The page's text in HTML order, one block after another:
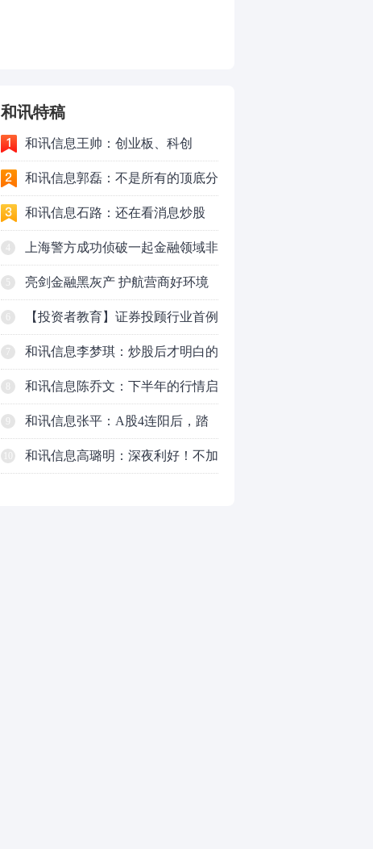
和讯特稿
和讯信息王帅：创业板、科创
50VS银行，底部区间与顶部区间
和讯信息郭磊：不是所有的顶底分
型都是顶底！
和讯信息石路：还在看消息炒股
吗？
上海警方成功侦破一起金融领域非
法代理维权敲诈勒索案件
5 亮剑金融黑灰产 护航营商好环境
——上海普陀严打“代理维权”敲诈
犯罪、筑牢金融法治屏障
【投资者教育】证券投顾行业首例
以敲诈勒索罪定罪的非法代理维权
案二审宣判，主犯获刑五年
7 和讯信息李梦琪：炒股后才明白的
九个人生道理
和讯信息陈乔文：下半年的行情启
动了
和讯信息张平：A股4连阳后，踏
空怎么办？结构性回补！
和讯信息高璐明：深夜利好！不加